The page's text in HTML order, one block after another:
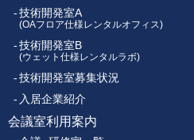
ー
メ
ニ
ュ
技術開発室A
(OAフロア仕様レンタルオフィス)
技術開発室B
(ウェット仕様レンタルラボ)
技術開発室募集状況
入居企業紹介
会議室利用案内